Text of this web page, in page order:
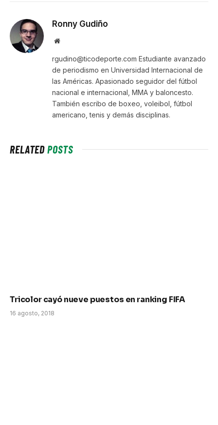
Ronny Gudiño
Website
rgudino@ticodeporte.com Estudiante avanzado
de periodismo en Universidad Internacional de
las Américas. Apasionado seguidor del fútbol
nacional e internacional, MMA y baloncesto.
También escribo de boxeo, voleibol, fútbol
americano, tenis y demás disciplinas.
RELATEDPOSTS
Tricolor cayó nueve puestos en ranking FIFA
16 agosto, 2018